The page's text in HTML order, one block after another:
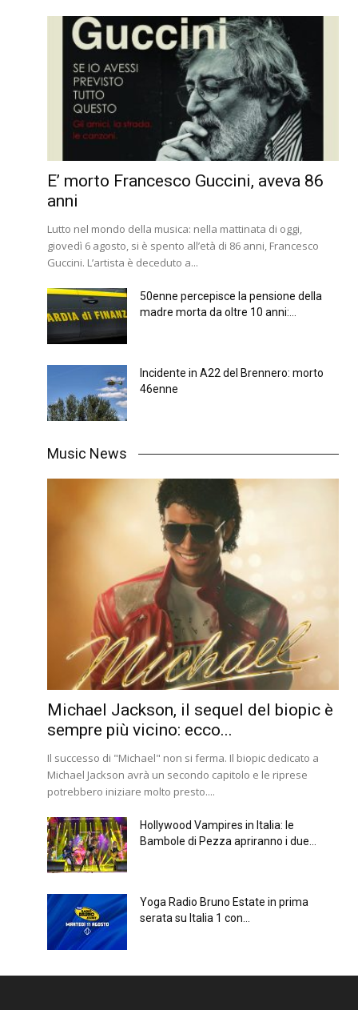
E’ morto Francesco Guccini, aveva 86
anni
Lutto nel mondo della musica: nella mattinata di oggi,
giovedì 6 agosto, si è spento all’età di 86 anni, Francesco
Guccini. L’artista è deceduto a...
50enne percepisce la pensione della
madre morta da oltre 10 anni:...
Incidente in A22 del Brennero: morto
46enne
Music News
Michael Jackson, il sequel del biopic è
sempre più vicino: ecco...
Il successo di "Michael" non si ferma. Il biopic dedicato a
Michael Jackson avrà un secondo capitolo e le riprese
potrebbero iniziare molto presto....
Hollywood Vampires in Italia: le
Bambole di Pezza apriranno i due...
Yoga Radio Bruno Estate in prima
serata su Italia 1 con...